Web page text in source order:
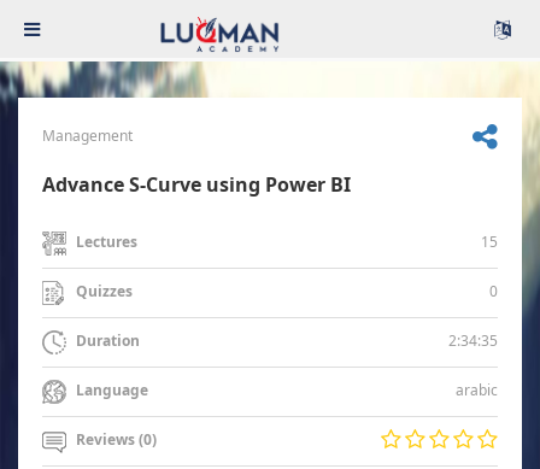
Management
Advance S-Curve using Power BI
Lectures 15
Quizzes 0
Duration 2:34:35
Language arabic
Reviews (0)